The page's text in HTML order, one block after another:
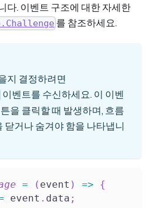
다. 이벤트 구조에 대한 자세한
를 참조하세요.
지 결정하려면
이벤트를 수신하세요. 이 이벤
을 클릭할 때 발생하며, 흐름
닫거나 숨겨야 함을 나타냅니
= ( event ) =>
{
event . data ;